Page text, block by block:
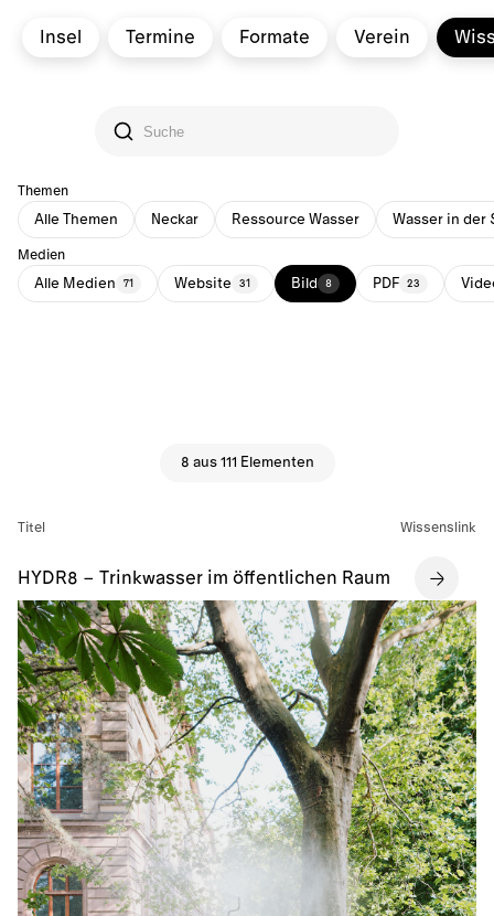
Insel Termine Formate Verein
Themen
Alle Themen Neckar Ressource Wasser Wasser in der
Medien
Alle Medien 71 Website 31 Bild 8 PDF 23
8 aus 111 Elementen
Titel Wissenslink
HYDR8 – Trinkwasser im öffentlichen Raum